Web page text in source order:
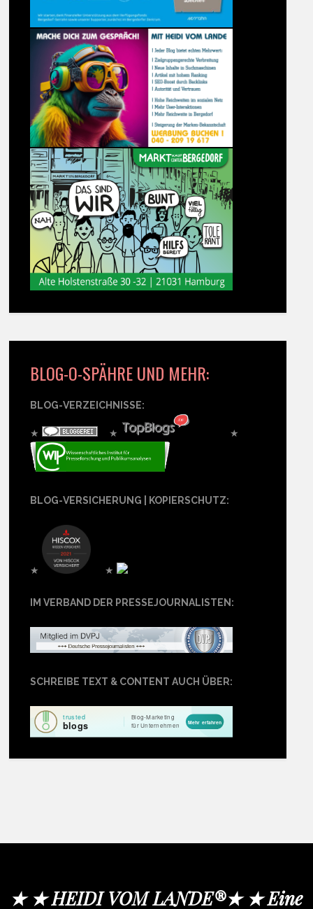
BLOG-O-SPÄHRE UND MEHR:
BLOG-VERZEICHNISSE:
★ ★ ★
BLOG-VERSICHERUNG | KOPIERSCHUTZ:
★ ★
IM VERBAND DER PRESSEJOURNALISTEN:
SCHREIBE TEXT & CONTENT AUCH ÜBER:
★ ★ HEIDI VOM LANDE®★ ★ Eine